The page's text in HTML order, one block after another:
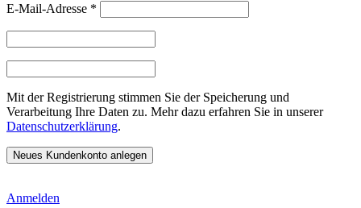
E-Mail-Adresse *
Mit der Registrierung stimmen Sie der Speicherung und
Verarbeitung Ihre Daten zu. Mehr dazu erfahren Sie in unserer
Datenschutzerklärung.
Anmelden